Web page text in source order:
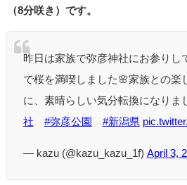
（8分咲き）です。
昨日は家族で弥彦神社にお参りし
で桜を満喫しました🌸家族との楽
に、素晴らしい気分転換になりま
社
#弥彦公園 #新潟県
— kazu (@kazu_kazu_1f) April 3,